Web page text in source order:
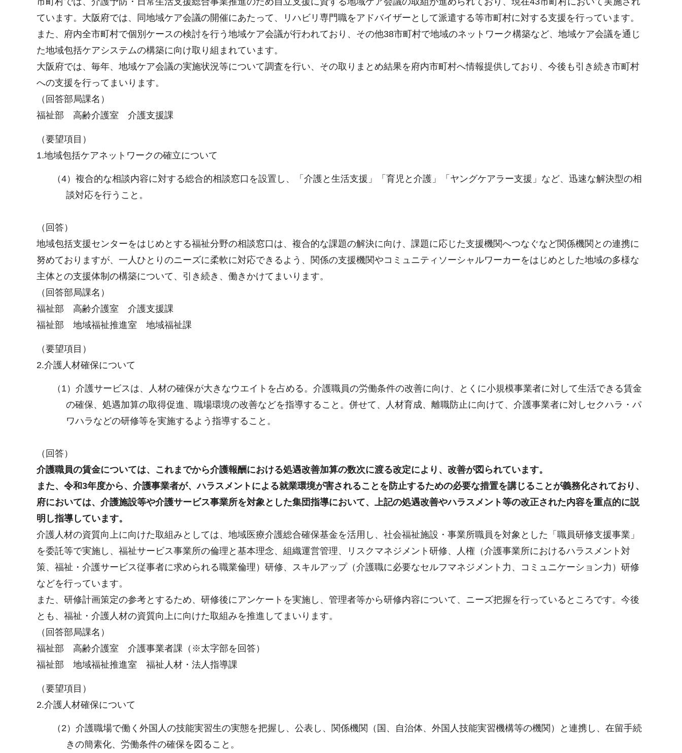
ています。大阪府では、同地域ケア会議の開催にあたって、リハビリ専門職をアドバイザーとして派遣する等市町村に対する支援を行っています。
また、府内全市町村で個別ケースの検討を行う地域ケア会議が行われており、その他38市町村で地域のネットワーク構築など、地域ケア会議を通じ
た地域包括ケアシステムの構築に向け取り組まれています。
大阪府では、毎年、地域ケア会議の実施状況等について調査を行い、その取りまとめ結果を府内市町村へ情報提供しており、今後も引き続き市町村
への支援を行ってまいります。
（回答部局課名）
福祉部 高齢介護室 介護支援課
（要望項目）
1.地域包括ケアネットワークの確立について
（4）複合的な相談内容に対する総合的相談窓口を設置し、「介護と生活支援」「育児と介護」「ヤングケアラー支援」など、迅速な解決型の相
談対応を行うこと。
（回答）
地域包括支援センターをはじめとする福祉分野の相談窓口は、複合的な課題の解決に向け、課題に応じた支援機関へつなぐなど関係機関との連携に
努めておりますが、一人ひとりのニーズに柔軟に対応できるよう、関係の支援機関やコミュニティソーシャルワーカーをはじめとした地域の多様な
主体との支援体制の構築について、引き続き、働きかけてまいります。
（回答部局課名）
福祉部 高齢介護室 介護支援課
福祉部 地域福祉推進室 地域福祉課
（要望項目）
2.介護人材確保について
（1）介護サービスは、人材の確保が大きなウエイトを占める。介護職員の労働条件の改善に向け、とくに小規模事業者に対して生活できる賃金
の確保、処遇加算の取得促進、職場環境の改善などを指導すること。併せて、人材育成、離職防止に向けて、介護事業者に対しセクハラ・パ
ワハラなどの研修等を実施するよう指導すること。
（回答）
介護職員の賃金については、これまでから介護報酬における処遇改善加算の数次に渡る改定により、改善が図られています。
また、令和3年度から、介護事業者が、ハラスメントによる就業環境が害されることを防止するための必要な措置を講じることが義務化されており、
府においては、介護施設等や介護サービス事業所を対象とした集団指導において、上記の処遇改善やハラスメント等の改正された内容を重点的に説
明し指導しています。
介護人材の資質向上に向けた取組みとしては、地域医療介護総合確保基金を活用し、社会福祉施設・事業所職員を対象とした「職員研修支援事業」
を委託等で実施し、福祉サービス事業所の倫理と基本理念、組織運営管理、リスクマネジメント研修、人権（介護事業所におけるハラスメント対
策、福祉・介護サービス従事者に求められる職業倫理）研修、スキルアップ（介護職に必要なセルフマネジメント力、コミュニケーション力）研修
などを行っています。
また、研修計画策定の参考とするため、研修後にアンケートを実施し、管理者等から研修内容について、ニーズ把握を行っているところです。今後
とも、福祉・介護人材の資質向上に向けた取組みを推進してまいります。
（回答部局課名）
福祉部 高齢介護室 介護事業者課（※太字部を回答）
福祉部 地域福祉推進室 福祉人材・法人指導課
（要望項目）
2.介護人材確保について
（2）介護職場で働く外国人の技能実習生の実態を把握し、公表し、関係機関（国、自治体、外国人技能実習機構等の機関）と連携し、在留手続
きの簡素化、労働条件の確保を図ること。